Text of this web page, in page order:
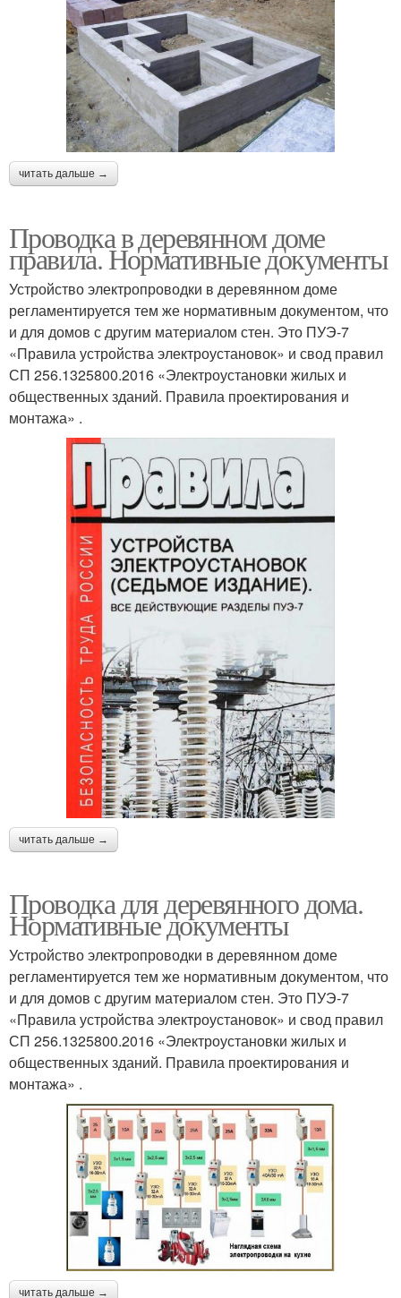
читать дальше →
Проводка в деревянном доме
правила. Нормативные документы
Устройство электропроводки в деревянном доме
регламентируется тем же нормативным документом, что
и для домов с другим материалом стен. Это ПУЭ-7
«Правила устройства электроустановок» и свод правил
СП 256.1325800.2016 «Электроустановки жилых и
общественных зданий. Правила проектирования и
монтажа» .
читать дальше →
Проводка для деревянного дома.
Нормативные документы
Устройство электропроводки в деревянном доме
регламентируется тем же нормативным документом, что
и для домов с другим материалом стен. Это ПУЭ-7
«Правила устройства электроустановок» и свод правил
СП 256.1325800.2016 «Электроустановки жилых и
общественных зданий. Правила проектирования и
монтажа» .
читать дальше →